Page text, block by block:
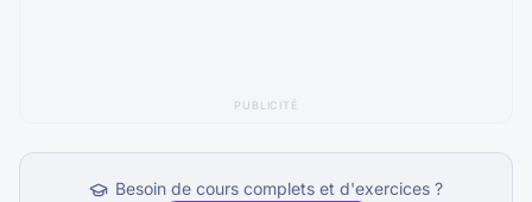
PUBLICITÉ
Besoin de cours complets et d'exercices ?